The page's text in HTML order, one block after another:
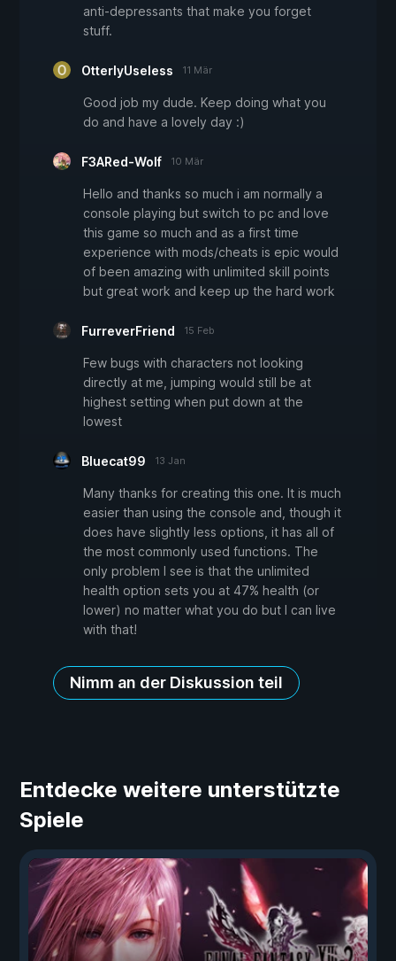
anti-depressants that make you forget
stuff.
OtterlyUseless 11 Mär
Good job my dude. Keep doing what you
do and have a lovely day :)
F3ARed-Wolf 10 Mär
Hello and thanks so much i am normally a
console playing but switch to pc and love
this game so much and as a first time
experience with mods/cheats is epic would
of been amazing with unlimited skill points
but great work and keep up the hard work
FurreverFriend 15 Feb
Few bugs with characters not looking
directly at me, jumping would still be at
highest setting when put down at the
lowest
Bluecat99 13 Jan
Many thanks for creating this one. It is much
easier than using the console and, though it
does have slightly less options, it has all of
the most commonly used functions. The
only problem I see is that the unlimited
health option sets you at 47% health (or
lower) no matter what you do but I can live
with that!
Nimm an der Diskussion teil
Entdecke weitere unterstützte
Spiele